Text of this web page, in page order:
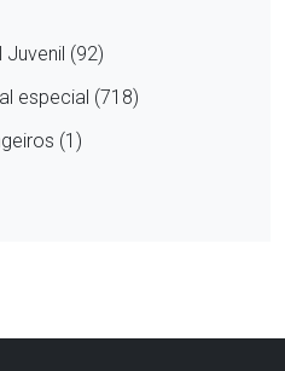
Juvenil (92)
especial (718)
(1)